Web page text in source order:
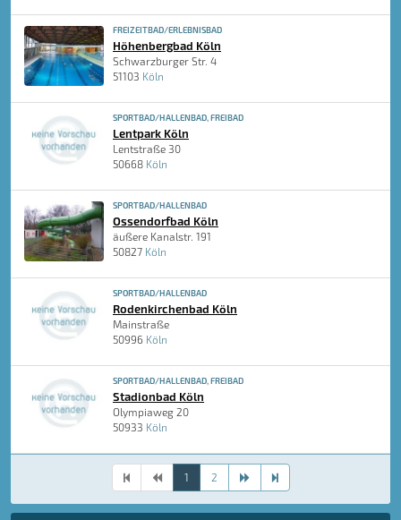
FREIZEITBAD/ERLEBNISBAD
Höhenbergbad Köln
Schwarzburger Str. 4
51103 Köln
SPORTBAD/HALLENBAD, FREIBAD
Lentpark Köln
Lentstraße 30
50668 Köln
SPORTBAD/HALLENBAD
Ossendorfbad Köln
äußere Kanalstr. 191
50827 Köln
SPORTBAD/HALLENBAD
Rodenkirchenbad Köln
Mainstraße
50996 Köln
SPORTBAD/HALLENBAD, FREIBAD
Stadionbad Köln
Olympiaweg 20
50933 Köln
1 2